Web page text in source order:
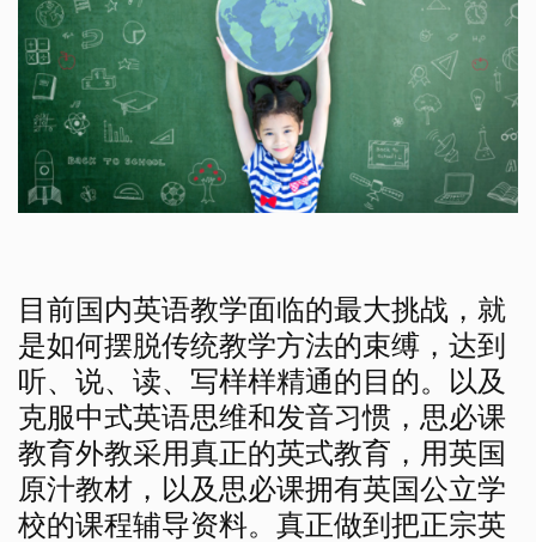
目前国内英语教学面临的最大挑战，就
是如何摆脱传统教学方法的束缚，达到
听、说、读、写样样精通的目的。以及
克服中式英语思维和发音习惯，思必课
教育外教采用真正的英式教育，用英国
原汁教材，以及思必课拥有英国公立学
校的课程辅导资料。真正做到把正宗英